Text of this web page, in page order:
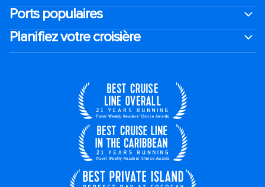
Ports populaires
Planifiez votre croisière